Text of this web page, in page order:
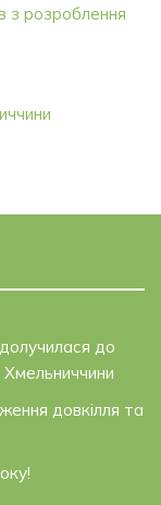
з розроблення
долучилася до
Хмельниччини
довкілля та